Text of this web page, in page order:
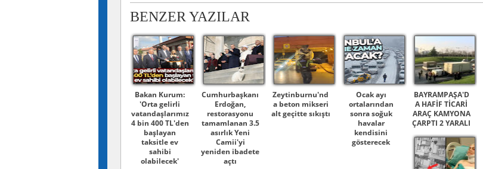
BENZER YAZILAR
Bakan Kurum:
'Orta gelirli
vatandaşlarımız
4 bin 400 TL'den
başlayan
taksitle ev
sahibi
olabilecek'
Cumhurbaşkanı
Erdoğan,
restorasyonu
tamamlanan 3.5
asırlık Yeni
Camii'yi
yeniden ibadete
açtı
Zeytinburnu'nd
a beton mikseri
alt geçitte sıkıştı
Ocak ayı
ortalarından
sonra soğuk
havalar
kendisini
gösterecek
BAYRAMPAŞA'D
A HAFİF TİCARİ
ARAÇ KAMYONA
ÇARPTI 2 YARALI